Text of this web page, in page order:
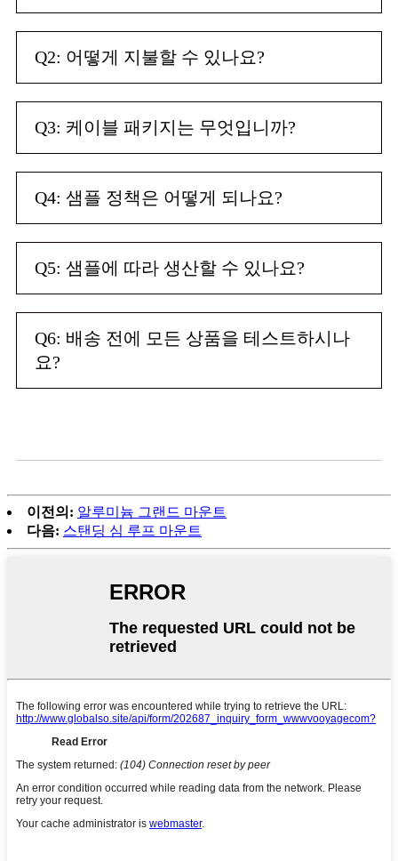
Q2: 어떻게 지불할 수 있나요?
Q3: 케이블 패키지는 무엇입니까?
Q4: 샘플 정책은 어떻게 되나요?
Q5: 샘플에 따라 생산할 수 있나요?
Q6: 배송 전에 모든 상품을 테스트하시나
요?
이전의: 알루미늄 그랜드 마운트
다음: 스탠딩 심 루프 마운트